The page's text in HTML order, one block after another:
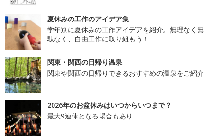
夏休みの工作のアイデア集
学年別に夏休みの工作アイデアを紹介。無理なく無
駄なく、自由工作に取り組もう！
関東・関西の日帰り温泉
関東や関西の日帰りできるおすすめの温泉をご紹介
2026年のお盆休みはいつからいつまで？
最大9連休となる場合もあり